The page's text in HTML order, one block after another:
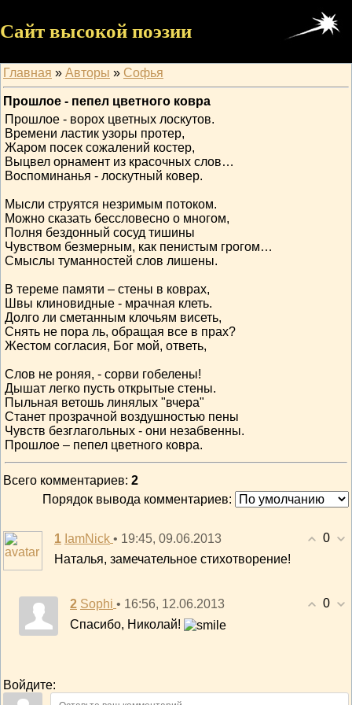
Сайт высокой поэзии
Главная » Авторы » Софья
Прошлое - пепел цветного ковра
Прошлое - ворох цветных лоскутов.
Времени ластик узоры протер,
Жаром посек сожалений костер,
Выцвел орнамент из красочных слов…
Воспоминанья - лоскутный ковер.
Мысли струятся незримым потоком.
Можно сказать бессловесно о многом,
Полня бездонный сосуд тишины
Чувством безмерным, как пенистым грогом…
Смыслы туманностей слов лишены.
В тереме памяти – стены в коврах,
Швы клиновидные - мрачная клеть.
Долго ли сметанным клочьям висеть,
Снять не пора ль, обращая все в прах?
Жестом согласия, Бог мой, ответь,
Слов не роняя, - сорви гобелены!
Дышат легко пусть открытые стены.
Пыльная ветошь линялых "вчера"
Станет прозрачной воздушностью пены
Чувств безглагольных - они незабвенны.
Прошлое – пепел цветного ковра.
Всего комментариев: 2
Порядок вывода комментариев:
0
1 IamNick • 19:45, 09.06.2013
Наталья, замечательное стихотворение!
0
2 Sophi • 16:56, 12.06.2013
Спасибо, Николай!
Войдите: